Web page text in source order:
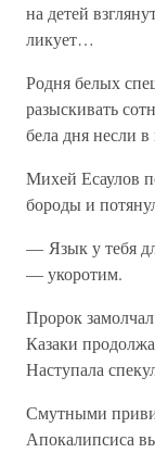
на детей
ликует…
Родня белых
разыскивать
бела дня несли
Михей Есаулов
бороды и
— Язык у тебя
— укоротим.
Пророк
Казаки
Наступала
Смутными
Апокалипсиса